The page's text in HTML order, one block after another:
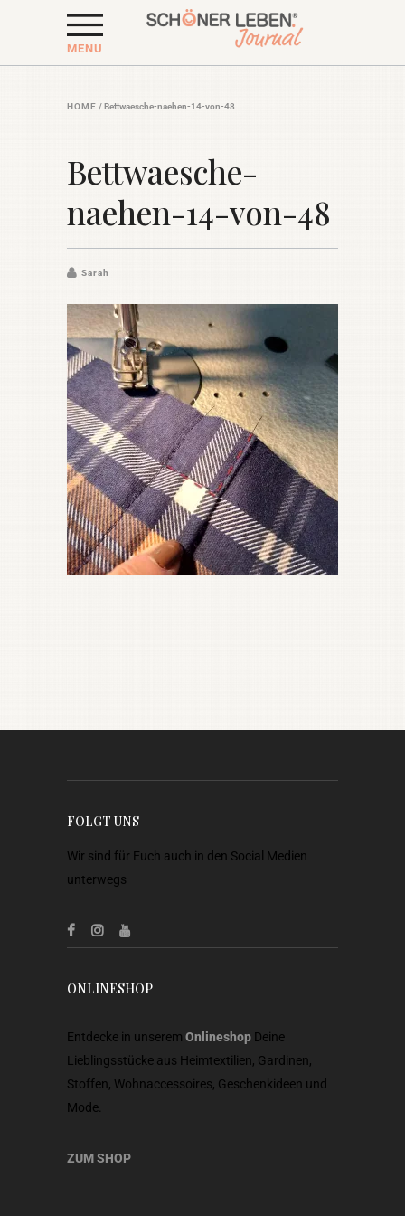
MENU
HOME /Bettwaesche-naehen-14-von-48
Bettwaesche-
naehen-14-von-48
Sarah
FOLGT UNS
Wir sind für Euch auch in den Social Medien
unterwegs
ONLINESHOP
Entdecke in unserem Onlineshop Deine
Lieblingsstücke aus Heimtextilien, Gardinen,
Stoffen, Wohnaccessoires, Geschenkideen und
Mode.
ZUM SHOP